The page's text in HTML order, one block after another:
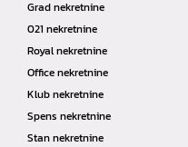
Grad nekretnine
021 nekretnine
Royal nekretnine
Office nekretnine
Klub nekretnine
Spens nekretnine
Stan nekretnine